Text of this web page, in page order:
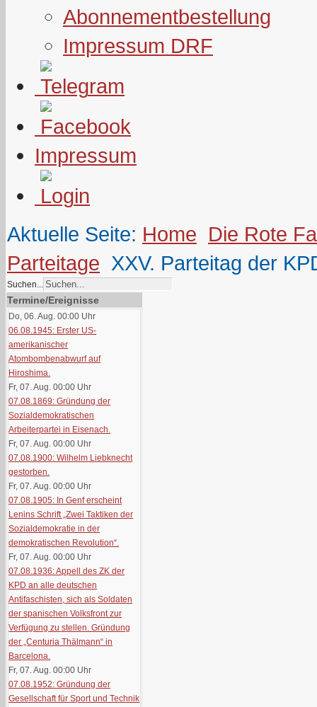
Abonnementbestellung
Impressum DRF
Impressum
Aktuelle Seite: Home Die Rote
Parteitage XXV. Parteitag der
Suchen...
Termine/Ereignisse
Do, 06. Aug. 00:00 Uhr
06.08.1945: Erster US-
amerikanischer
Atombombenabwurf auf
Hiroshima.
Fr, 07. Aug. 00:00 Uhr
07.08.1869: Gründung der
Sozialdemokratischen
Arbeiterpartei in Eisenach.
Fr, 07. Aug. 00:00 Uhr
07.08.1900: Wilhelm Liebknecht
gestorben.
Fr, 07. Aug. 00:00 Uhr
07.08.1905: In Genf erscheint
Lenins Schrift „Zwei Taktiken der
Sozialdemokratie in der
demokratischen Revolution“.
Fr, 07. Aug. 00:00 Uhr
07.08.1936: Appell des ZK der
KPD an alle deutschen
Antifaschisten, sich als Soldaten
der spanischen Volksfront zur
Verfügung zu stellen. Gründung
der „Centuria Thälmann“ in
Barcelona.
Fr, 07. Aug. 00:00 Uhr
07.08.1952: Gründung der
Gesellschaft für Sport und Technik